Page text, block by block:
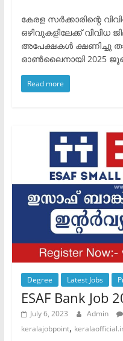
കേരള സർക്കാരിന്റെ
ഒഴിവുകളിലേക്ക് വിവിധ
അപേക്ഷകൾ ക്ഷണിച്ചു
ഓൺലൈനായി 2025
Read more
Degree Latest Jobs
ESAF Bank Job
July 6, 2023 Admin
keralajobpoint,